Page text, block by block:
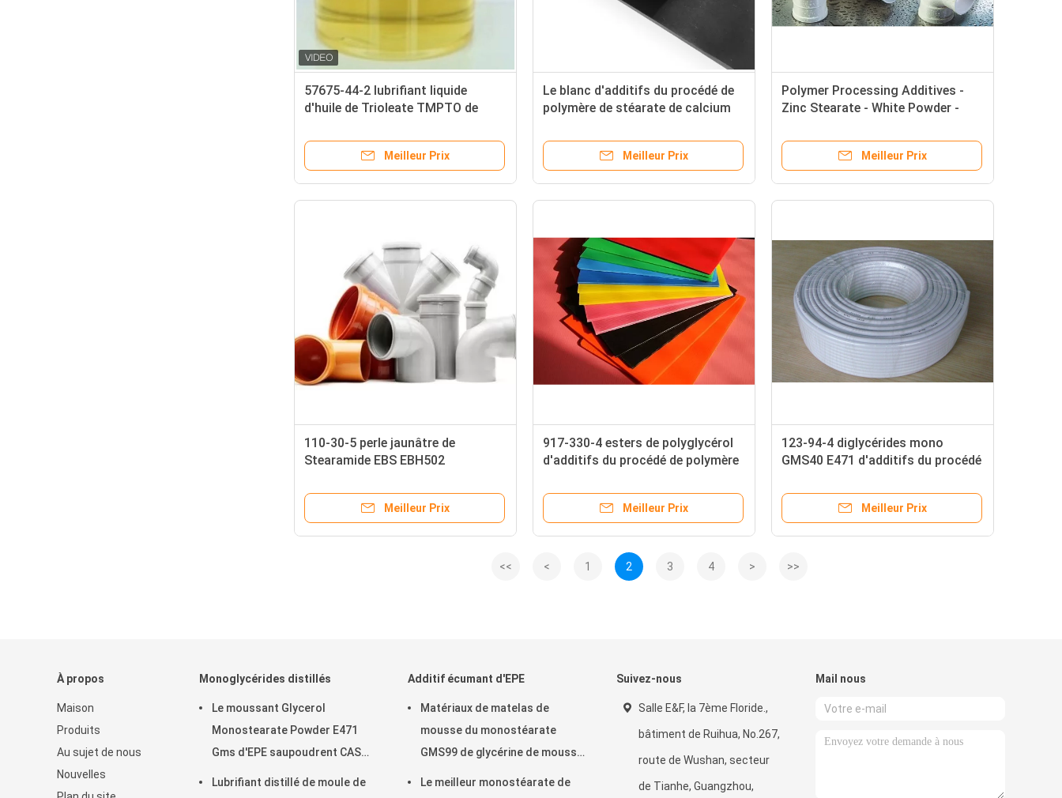
57675-44-2 lubrifiant liquide
d'huile de Trioleate TMPTO de
procédé de polymère
Meilleur Prix
Le blanc d'additifs du procédé de
polymère de stéarate de calcium
Meilleur Prix
Polymer Processing Additives -
Zinc Stearate - White Powder -
Meilleur Prix
110-30-5 perle jaunâtre de
Stearamide EBS EBH502
procédé de polymère
Meilleur Prix
917-330-4 esters de polyglycérol
d'additifs du procédé de polymère
Meilleur Prix
123-94-4 diglycérides mono
GMS40 E471 d'additifs du procédé
Meilleur Prix
<< < 1 2 3 4 > >>
À propos
Maison
Produits
Au sujet de nous
Nouvelles
Monoglycérides distillés
Le moussant Glycerol
Monostearate Powder E471
Gms d'EPE saupoudrent CAS
Lubrifiant distillé de moule de
Additif écumant d'EPE
Matériaux de matelas de
mousse du monostéarate
GMS99 de glycérine de mousse
Le meilleur monostéarate de
Suivez-nous
Salle E&F, la 7ème Floride.,
bâtiment de Ruihua, No.267,
route de Wushan, secteur
de Tianhe, Guangzhou,
Mail nous